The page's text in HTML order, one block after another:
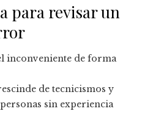
para revisar un
inconveniente de forma
de tecnicismos y
sin experiencia